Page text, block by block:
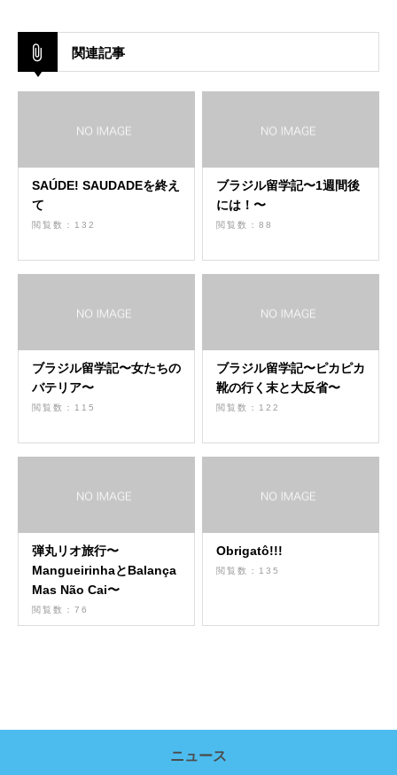
関連記事
SAÚDE! SAUDADEを終え
て
閲覧数：132
ブラジル留学記〜1週間後
には！〜
閲覧数：88
ブラジル留学記〜女たちの
バテリア〜
閲覧数：115
ブラジル留学記〜ピカピカ
靴の行く末と大反省〜
閲覧数：122
弾丸リオ旅行〜
MangueirinhaとBalança
Mas Não Cai〜
閲覧数：76
Obrigatô!!!
閲覧数：135
ニュース